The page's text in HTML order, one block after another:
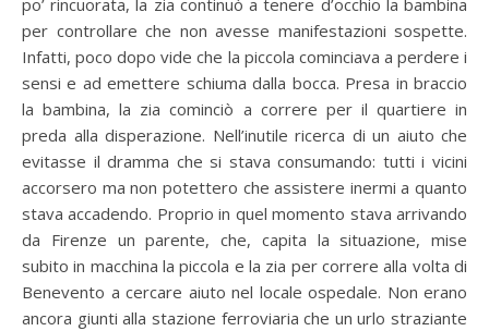
po’ rincuorata, la zia continuò a tenere d’occhio la bambina
per controllare che non avesse manifestazioni sospette.
Infatti, poco dopo vide che la piccola cominciava a perdere i
sensi e ad emettere schiuma dalla bocca. Presa in braccio
la bambina, la zia cominciò a correre per il quartiere in
preda alla disperazione. Nell’inutile ricerca di un aiuto che
evitasse il dramma che si stava consumando: tutti i vicini
accorsero ma non potettero che assistere inermi a quanto
stava accadendo. Proprio in quel momento stava arrivando
da Firenze un parente, che, capita la situazione, mise
subito in macchina la piccola e la zia per correre alla volta di
Benevento a cercare aiuto nel locale ospedale. Non erano
ancora giunti alla stazione ferroviaria che un urlo straziante